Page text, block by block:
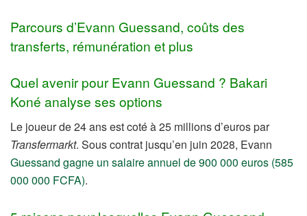
Parcours d’Evann Guessand, coûts des
transferts, rémunération et plus
Quel avenir pour Evann Guessand ? Bakari
Koné analyse ses options
Le joueur de 24 ans est coté à 25 millions d’euros par
Transfermarkt. Sous contrat jusqu’en juin 2028, Evann
Guessand gagne un salaire annuel de 900 000 euros (585
000 000 FCFA).